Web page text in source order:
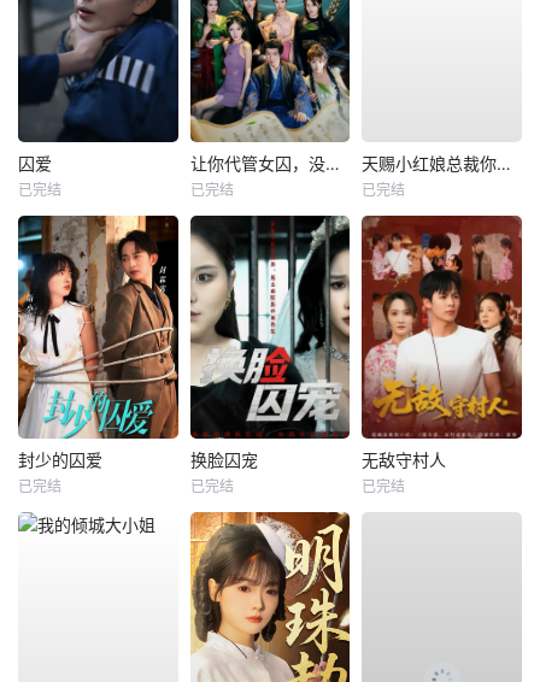
囚爱
已完结
让你代管女囚，没让你称帝啊
已完结
天赐小红娘总裁你找错夫人了
已完结
封少的囚爱
已完结
换脸囚宠
已完结
无敌守村人
已完结